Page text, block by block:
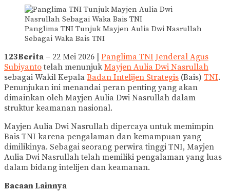
Panglima TNI Tunjuk Mayjen Aulia Dwi Nasrullah
Sebagai Waka Bais TNI
123Berita – 22 Mei 2026 | Panglima TNI Jenderal Agus
Subiyantotelah menunjuk Mayjen Aulia Dwi Nasrullah
sebagai Wakil Kepala Badan Intelijen Strategis (Bais) TNI.
Penunjukan ini menandai peran penting yang akan
dimainkan oleh Mayjen Aulia Dwi Nasrullah dalam
struktur keamanan nasional.
Mayjen Aulia Dwi Nasrullah dipercaya untuk memimpin
Bais TNI karena pengalaman dan kemampuan yang
dimilikinya. Sebagai seorang perwira tinggi TNI, Mayjen
Aulia Dwi Nasrullah telah memiliki pengalaman yang luas
dalam bidang intelijen dan keamanan.
Bacaan Lainnya